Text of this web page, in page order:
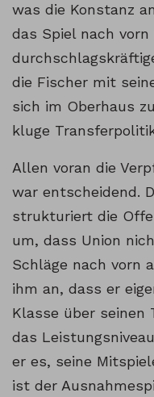
was die Konstanz
das Spiel nach
die Fischer mit
sich im Oberhaus
kluge
Allen voran die
war entscheidend.
strukturiert die
um, dass Union
Schläge nach vorn
ihm an, dass er
Klasse über seinen
das
er es, seine
ist der